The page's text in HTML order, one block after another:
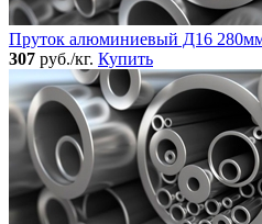
Пруток алюминиевый Д16
307 руб./кг. Купить